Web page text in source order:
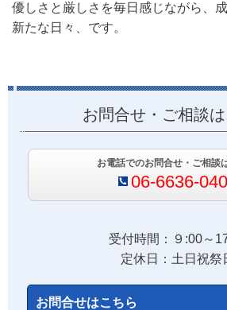
優しさと厳しさを毎日感じながら、
新たな日々、です。
お問合せ・ご相談
お電話でのお問合せ・ご相談
06-6636-
受付時間：９:00～
定休日：土日祝祭
お問合せはこちら